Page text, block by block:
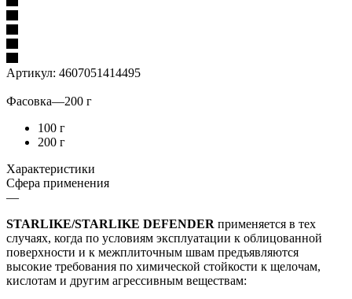
Артикул: 4607051414495
Фасовка—200 г
100 г
200 г
Характеристики
Сфера применения
—
STARLIKE/STARLIKE DEFENDER применяется в тех
случаях, когда по условиям эксплуатации к облицованной
поверхности и к межплиточным швам предъявляются
высокие требования по химической стойкости к щелочам,
кислотам и другим агрессивным веществам: